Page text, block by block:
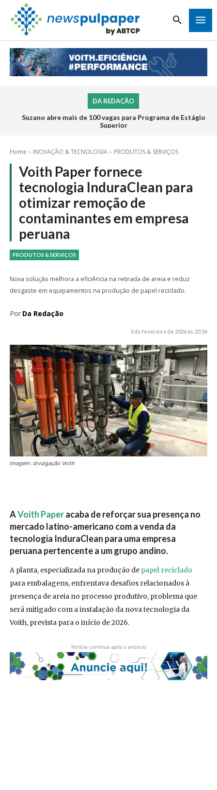
DA REDAÇÃO
Suzano abre mais de 100 vagas para Programa de Estágio
Superior
Home INOVAÇÃO & TECNOLOGIA PRODUTOS & SERVIÇOS
Voith Paper fornece
tecnologia InduraClean para
otimizar remoção de
contaminantes em empresa
peruana
PRODUTOS & SERVIÇOS
Nova solução melhora a eficiência na retirada de areia e reduz
desgaste em equipamentos na produção de papel reciclado.
Por Da Redação
3 de fevereiro de 2026 às 20:36
Imagem: divulgação Voith
AVoith Paperacaba de reforçar sua presença no
mercado latino-americano com a venda da
tecnologia InduraClean para uma empresa
peruana pertencente a um grupo andino.
A planta, especializada na produção de papel reciclado
para embalagens, enfrentava desafios relacionados à
presença de areia no processo produtivo, problema que
será mitigado com a instalação da nova tecnologia da
Voith, prevista para o início de 2026.
Notícia continua após o anúncio